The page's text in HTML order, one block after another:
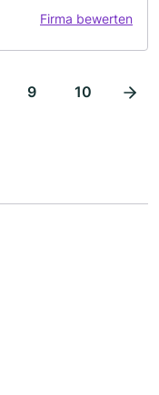
Firma bewerten
9 10